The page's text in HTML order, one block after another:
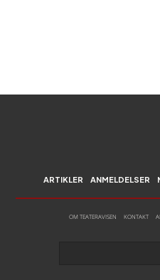
ARTIKLER ANMELDELSER
OM TEATERAVISEN KONTAKT